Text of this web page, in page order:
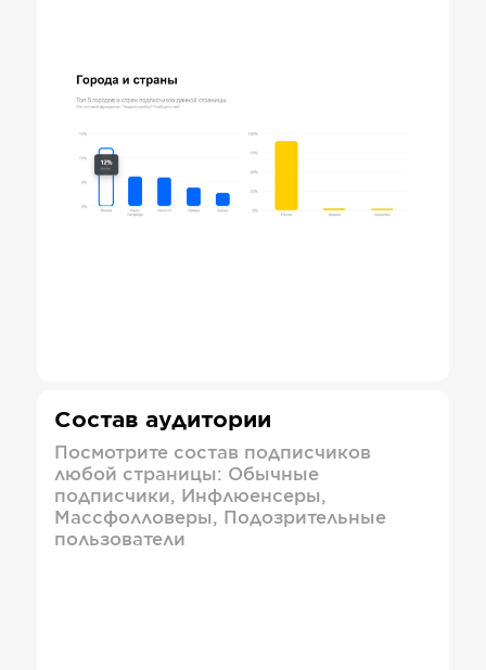
Состав аудитории
Посмотрите состав подписчиков
любой страницы: Обычные
подписчики, Инфлюенсеры,
Массфолловеры, Подозрительные
пользователи